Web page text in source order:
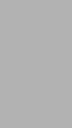
PME Legend